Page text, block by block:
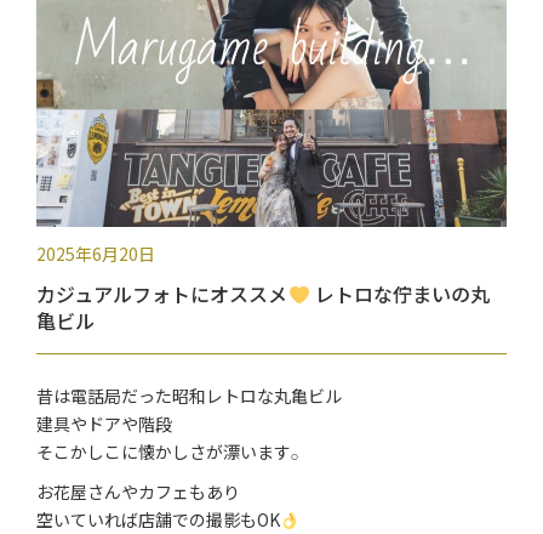
2025年6月20日
カジュアルフォトにオススメ
レトロな佇まいの丸
亀ビル
昔は電話局だった昭和レトロな丸亀ビル
建具やドアや階段
そこかしこに懐かしさが漂います𓂂
お花屋さんやカフェもあり
空いていれば店舗での撮影もOK